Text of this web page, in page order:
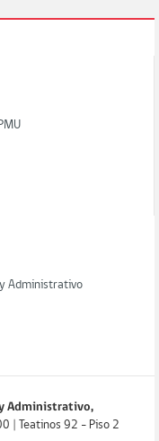
Administrativo
Administrativo,
| Teatinos 92 - Piso 2